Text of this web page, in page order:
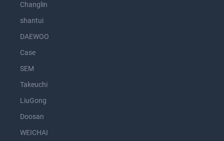
Changlin
shantui
DAEWOO
Case
SEM
Takeuchi
LiuGong
Doosan
WEICHAI